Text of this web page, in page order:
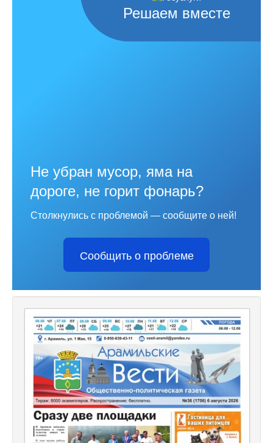
Решаем вместе
Не убран мусор, яма на
дороге, не горит фонарь?
Столкнулись с проблемой — сообщите о ней!
Сообщить о проблеме